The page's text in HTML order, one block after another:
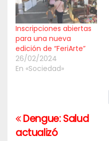
Inscripciones abiertas
para una nueva
edición de “FeriArte”
26/02/2024
En «Sociedad»
Navegación
Dengue: Salud
actualizó